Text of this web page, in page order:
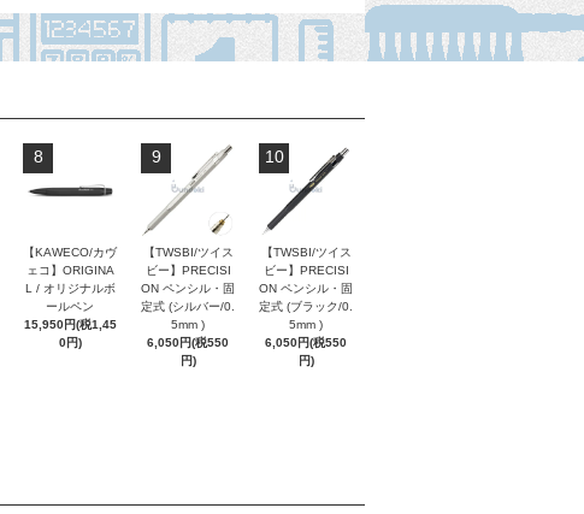
8
【KAWECO/カヴ
ェコ】ORIGINA
L / オリジナルボ
ールペン
15,950円(税1,45
0円)
9
【TWSBI/ツイス
ビー】PRECISI
ON ペンシル・固
定式 (シルバー/0.
5mm )
6,050円(税550
円)
10
【TWSBI/ツイス
ビー】PRECISI
ON ペンシル・固
定式 (ブラック/0.
5mm )
6,050円(税550
円)